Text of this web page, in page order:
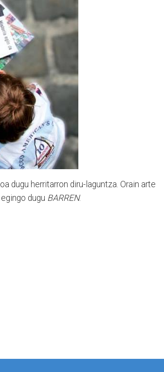
dugu herritarron diru-laguntza. Orain arte
dugu BARREN.